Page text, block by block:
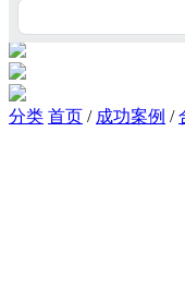
分类 首页 / 成功案例 /